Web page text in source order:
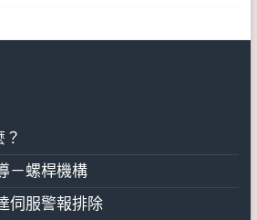
－螺桿機構
伺服警報排除